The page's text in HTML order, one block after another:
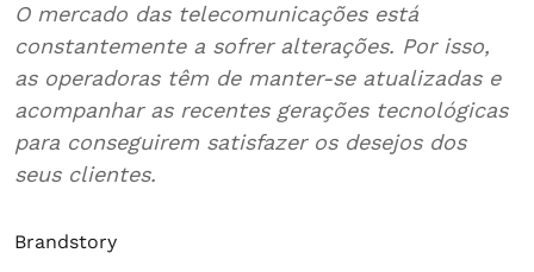
O mercado das telecomunicações está
constantemente a sofrer alterações. Por isso,
as operadoras têm de manter-se atualizadas e
acompanhar as recentes gerações tecnológicas
para conseguirem satisfazer os desejos dos
seus clientes.
Brandstory